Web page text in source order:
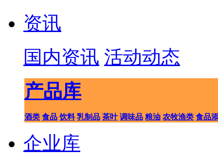
资讯
国内资讯 活动动态
产品库
酒类 食品 饮料 乳制品 茶叶 调味品 粮油 农牧渔类 食品
企业库